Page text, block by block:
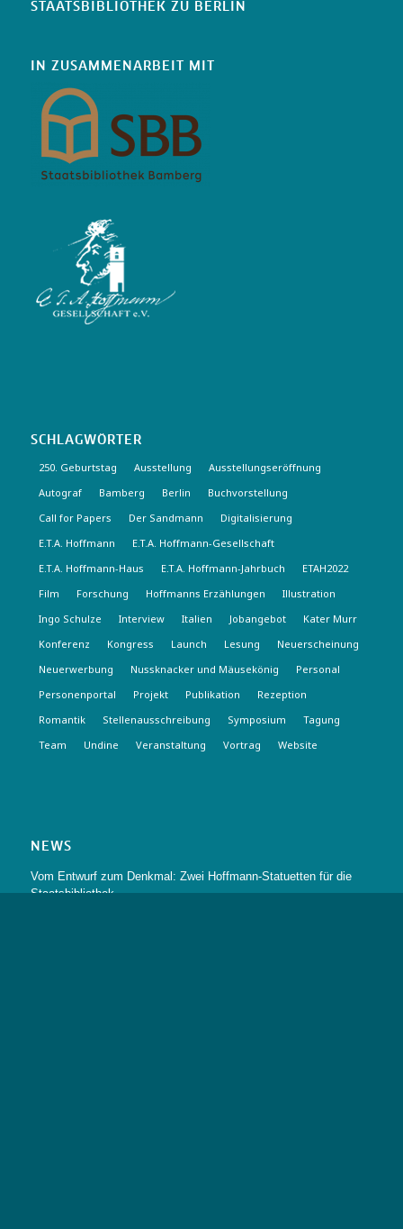
STAATSBIBLIOTHEK ZU BERLIN
IN ZUSAMMENARBEIT MIT
SCHLAGWÖRTER
250. Geburtstag Ausstellung
Ausstellungseröffnung
Autograf
Bamberg Berlin
Buchvorstellung
Call for Papers
Der Sandmann
Digitalisierung
E.T.A. Hoffmann
E.T.A. Hoffmann-Gesellschaft
E.T.A. Hoffmann-Haus
E.T.A. Hoffmann-Jahrbuch
ETAH2022
Film
Forschung Hoffmanns Erzählungen
Illustration
Ingo Schulze
Interview Italien Jobangebot
Kater Murr
Konferenz
Kongress Launch Lesung
Neuerscheinung
Neuerwerbung
Nussknacker und Mäusekönig
Personal
Personenportal
Projekt Publikation
Rezeption
Romantik
Stellenausschreibung Symposium
Tagung
Team
Undine Veranstaltung Vortrag Website
NEWS
Vom Entwurf zum Denkmal: Zwei Hoffmann-Statuetten für die
Staatsbibliothek